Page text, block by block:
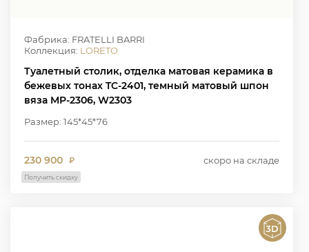
Фабрика: FRATELLI BARRI
Коллекция: LORETO
Туалетный столик, отделка матовая керамика в
бежевых тонах TC-2401, темный матовый шпон
вяза MP-2306, W2303
Размер: 145*45*76
230 900 ₽ скоро на складе
Получить скидку